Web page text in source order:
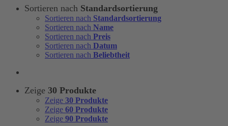
Sortieren nach Standardsortierung
Sortieren nach Standardsortierung
Sortieren nach Name
Sortieren nach Preis
Sortieren nach Datum
Sortieren nach Beliebtheit
Zeige 30 Produkte
Zeige 30 Produkte
Zeige 60 Produkte
Zeige 90 Produkte